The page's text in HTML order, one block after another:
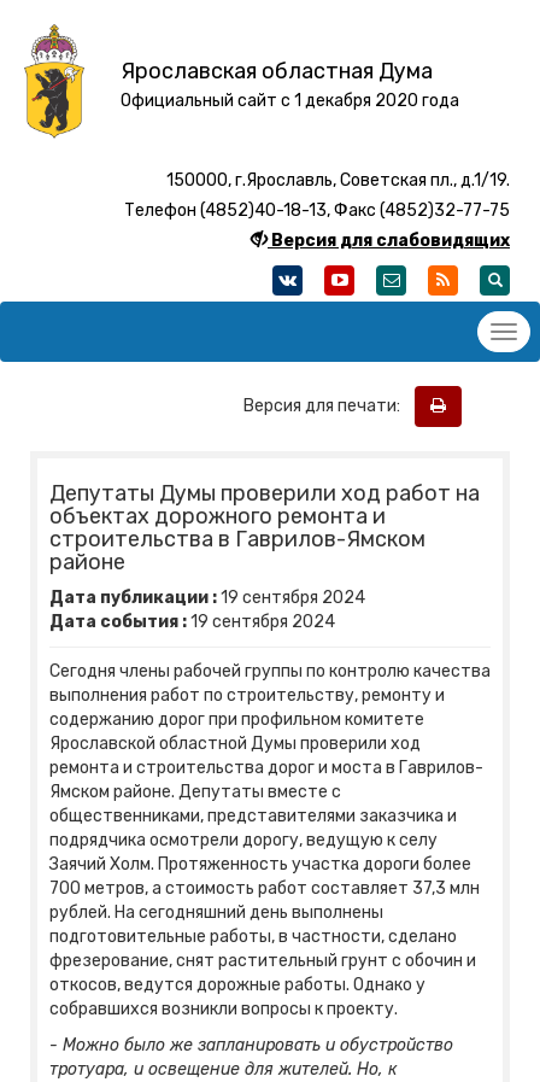
Ярославская областная Дума
Официальный сайт с 1 декабря 2020 года
150000, г.Ярославль, Советская пл., д.1/19.
Телефон (4852)40-18-13, Факс (4852)32-77-75
Версия для слабовидящих
Версия для печати:
Депутаты Думы проверили ход работ на
объектах дорожного ремонта и
строительства в Гаврилов-Ямском
районе
Дата публикации :19 сентября 2024
Дата события :19 сентября 2024
Сегодня члены рабочей группы по контролю качества
выполнения работ по строительству, ремонту и
содержанию дорог при профильном комитете
Ярославской областной Думы проверили ход
ремонта и строительства дорог и моста в Гаврилов-
Ямском районе. Депутаты вместе с
общественниками, представителями заказчика и
подрядчика осмотрели дорогу, ведущую к селу
Заячий Холм. Протяженность участка дороги более
700 метров, а стоимость работ составляет 37,3 млн
рублей. На сегодняшний день выполнены
подготовительные работы, в частности, сделано
фрезерование, снят растительный грунт с обочин и
откосов, ведутся дорожные работы. Однако у
собравшихся возникли вопросы к проекту.
- Можно было же запланировать и обустройство
тротуара, и освещение для жителей. Но, к